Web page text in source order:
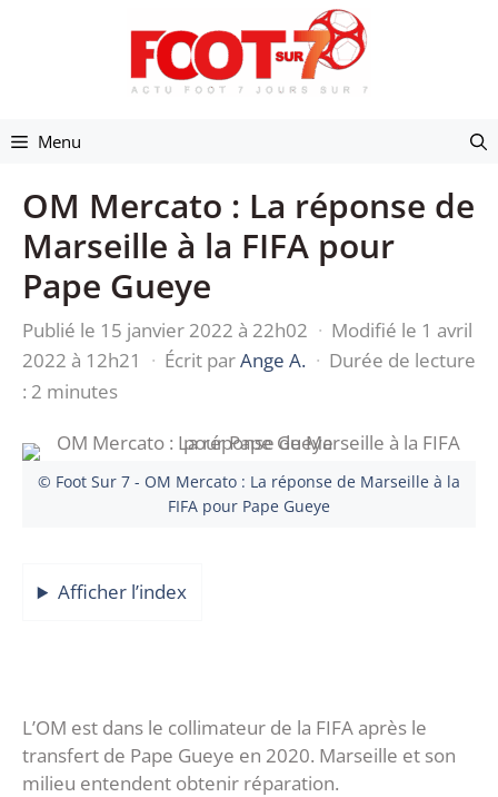
Menu
OM Mercato : La réponse de
Marseille à la FIFA pour
Pape Gueye
Publié le 15 janvier 2022 à 22h02 · Modifié le 1 avril
2022 à 12h21
· Écrit parAnge A. · Durée de lecture
: 2 minutes
© Foot Sur 7 - OM Mercato : La réponse de Marseille à la
FIFA pour Pape Gueye
Afficher l’index
L’OM est dans le collimateur de la FIFA après le
transfert de Pape Gueye en 2020. Marseille et son
milieu entendent obtenir réparation.